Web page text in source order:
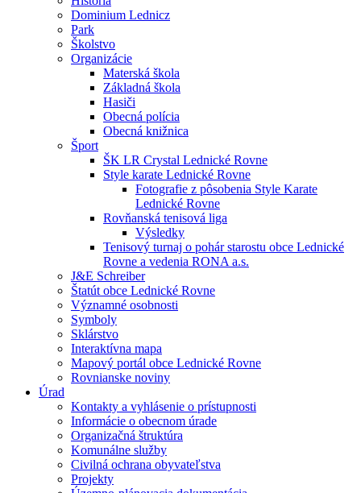
Dominium Lednicz
Park
Školstvo
Organizácie
Materská škola
Základná škola
Hasiči
Obecná polícia
Obecná knižnica
Šport
ŠK LR Crystal Lednické Rovne
Style karate Lednické Rovne
Fotografie z pôsobenia Style Karate
Lednické Rovne
Rovňanská tenisová liga
Výsledky
Tenisový turnaj o pohár starostu obce Lednické
Rovne a vedenia RONA a.s.
J&E Schreiber
Štatút obce Lednické Rovne
Významné osobnosti
Symboly
Sklárstvo
Interaktívna mapa
Mapový portál obce Lednické Rovne
Rovnianske noviny
Úrad
Kontakty a vyhlásenie o prístupnosti
Informácie o obecnom úrade
Organizačná štruktúra
Komunálne služby
Civilná ochrana obyvateľstva
Projekty